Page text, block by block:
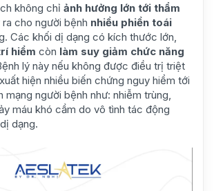
không chỉ ảnh hưởng lớn tới thẩm
cho người bệnh nhiều phiền toái
Các khối dị dạng có kích thước lớn,
hiểm còn làm suy giảm chức năng
lý này nếu không được điều trị triệt
hiện nhiều biến chứng nguy hiểm tới
mạng người bệnh như: nhiễm trùng,
máu khó cầm do vô tình tác động
dạng.